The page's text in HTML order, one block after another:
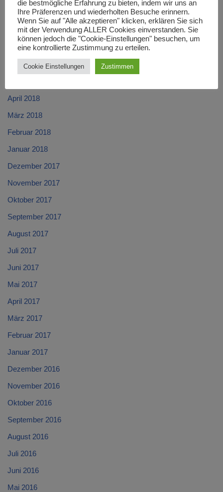
September 2018
August 2018
Juli 2018
Juni 2018
April 2018
März 2018
Februar 2018
Januar 2018
Dezember 2017
November 2017
Oktober 2017
September 2017
August 2017
Juli 2017
Juni 2017
Mai 2017
April 2017
März 2017
Februar 2017
Januar 2017
Dezember 2016
November 2016
Oktober 2016
September 2016
August 2016
Juli 2016
Juni 2016
Mai 2016
die bestmögliche Erfahrung zu bieten, indem wir uns an
Ihre Präferenzen und wiederholten Besuche erinnern.
Wenn Sie auf "Alle akzeptieren" klicken, erklären Sie sich
mit der Verwendung ALLER Cookies einverstanden. Sie
können jedoch die "Cookie-Einstellungen" besuchen, um
eine kontrollierte Zustimmung zu erteilen.
Cookie Einstellungen Zustimmen